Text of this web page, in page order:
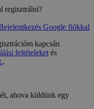
regisztrálni?
Google fiókkal
kapcsán
feltételeketés
.
ahova küldünk egy